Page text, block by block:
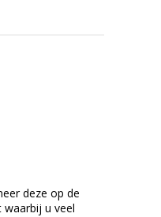
deze op de
u veel